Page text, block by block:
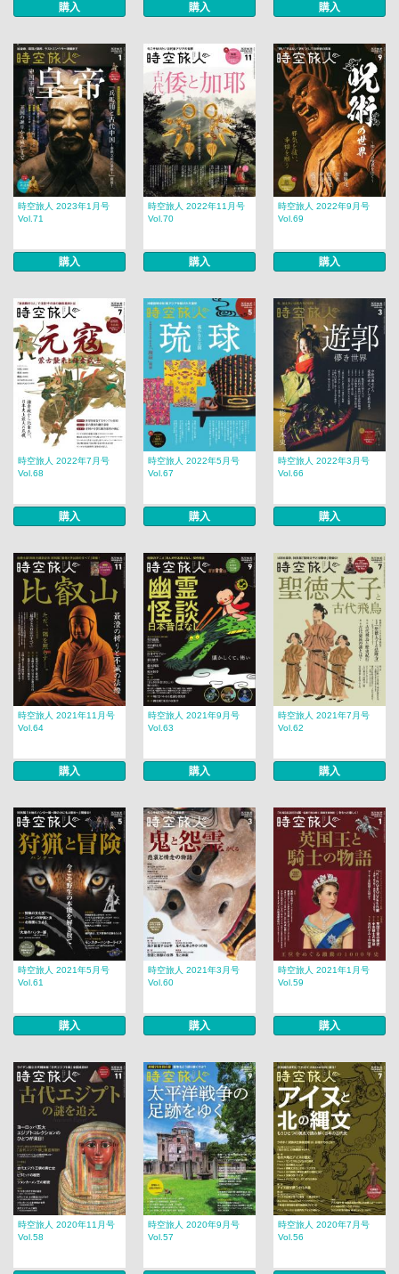
購入 購入 購入
時空旅人 2023年1月号
Vol.71
購入
時空旅人 2022年11月号
Vol.70
購入
時空旅人 2022年9月号
Vol.69
購入
時空旅人 2022年7月号
Vol.68
購入
時空旅人 2022年5月号
Vol.67
購入
時空旅人 2022年3月号
Vol.66
購入
時空旅人 2021年11月号
Vol.64
購入
時空旅人 2021年9月号
Vol.63
購入
時空旅人 2021年7月号
Vol.62
購入
時空旅人 2021年5月号
Vol.61
購入
時空旅人 2021年3月号
Vol.60
購入
時空旅人 2021年1月号
Vol.59
購入
時空旅人 2020年11月号
Vol.58
時空旅人 2020年9月号
Vol.57
時空旅人 2020年7月号
Vol.56